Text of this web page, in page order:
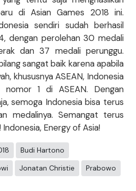
di Asian Games 2018 ini.
sendiri sudah berhasil
dengan perolehan 30 medali
dan 37 medali perunggu.
sangat baik karena apabila
khususnya ASEAN, Indonesia
nomor 1 di ASEAN. Dengan
semoga Indonesia bisa terus
medalinya. Semangat terus
Energy of Asia!
Budi Hartono
Jonatan Christie Prabowo